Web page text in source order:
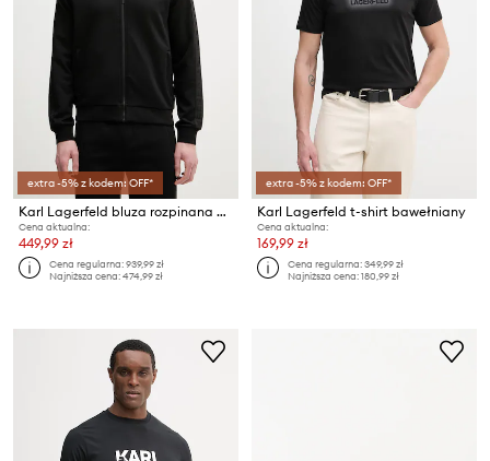
extra -5% z kodem: OFF*
Karl Lagerfeld bluza rozpinana męska z wiskozy
Cena aktualna:
449,99 zł
Cena regularna:939,99 zł
Najniższa cena:474,99 zł
extra -5% z kodem: OFF*
Karl Lagerfeld t-shirt bawełniany
Cena aktualna:
169,99 zł
Cena regularna:349,99 zł
Najniższa cena:180,99 zł